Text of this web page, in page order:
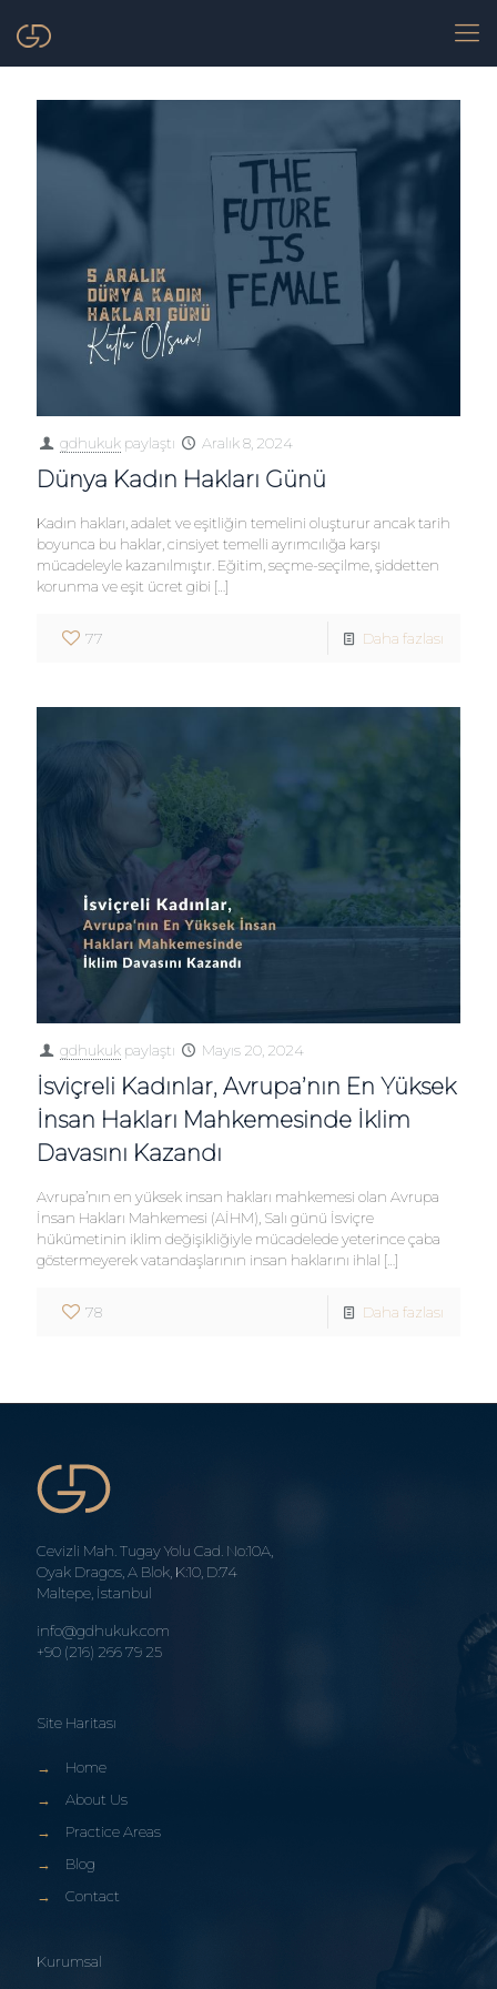
gdhukuk paylaştı Aralık 8, 2024
Dünya Kadın Hakları Günü
Kadın hakları, adalet ve eşitliğin temelini oluşturur ancak tarih
boyunca bu haklar, cinsiyet temelli ayrımcılığa karşı
mücadeleyle kazanılmıştır. Eğitim, seçme-seçilme, şiddetten
korunma ve eşit ücret gibi […]
77 Daha fazlası
gdhukuk paylaştı Mayıs 20, 2024
İsviçreli Kadınlar, Avrupa’nın En Yüksek
İnsan Hakları Mahkemesinde İklim
Davasını Kazandı
Avrupa’nın en yüksek insan hakları mahkemesi olan Avrupa
İnsan Hakları Mahkemesi (AİHM), Salı günü İsviçre
hükümetinin iklim değişikliğiyle mücadelede yeterince çaba
göstermeyerek vatandaşlarının insan haklarını ihlal […]
78 Daha fazlası
Cevizli Mah. Tugay Yolu Cad. No:10A,
Oyak Dragos, A Blok, K:10, D:74
Maltepe, İstanbul
info@gdhukuk.com
+90 (216) 266 79 25
Site Haritası
→
Home
→
About Us
→
Practice Areas
→
Blog
→
Contact
Kurumsal